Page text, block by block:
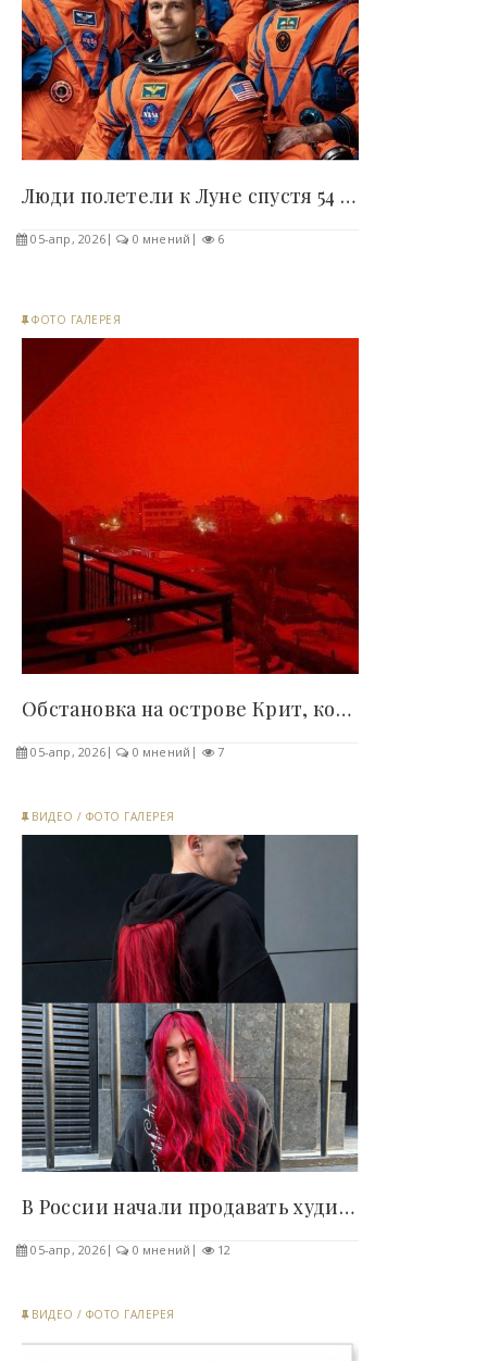
Люди полетели к Луне спустя 54 года, но есть..
05-апр, 2026 0 мнений 6
ФОТО ГАЛЕРЕЯ
Обстановка на острове Крит, который накрыло..
05-апр, 2026 0 мнений 7
ВИДЕО / ФОТО ГАЛЕРЕЯ
В России начали продавать худи с париком для..
05-апр, 2026 0 мнений 12
ВИДЕО / ФОТО ГАЛЕРЕЯ